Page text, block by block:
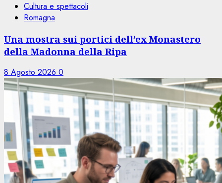
Cultura e spettacoli
Romagna
Una mostra sui portici dell’ex Monastero
della Madonna della Ripa
8 Agosto 2026 0